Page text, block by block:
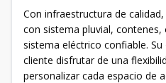
Con infraestructura de
con sistema pluvial, contenes,
sistema eléctrico confiable.
cliente disfrutar de una
personalizar cada espacio de